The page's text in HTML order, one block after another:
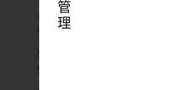
台中健身房推薦｜精選 15 間特色
收費方案總整理
想開健身房？你要的「營業登記
步解析 + 全文件清單下載
管
理